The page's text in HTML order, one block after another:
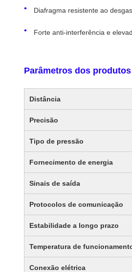
Diafragma resistente ao
Forte anti-interferência e
Parâmetros dos produtos
Distância
Precisão
Tipo de pressão
Fornecimento de energia
Sinais de saída
Protocolos de comunicação
Estabilidade a longo prazo
Temperatura de
Conexão elétrica